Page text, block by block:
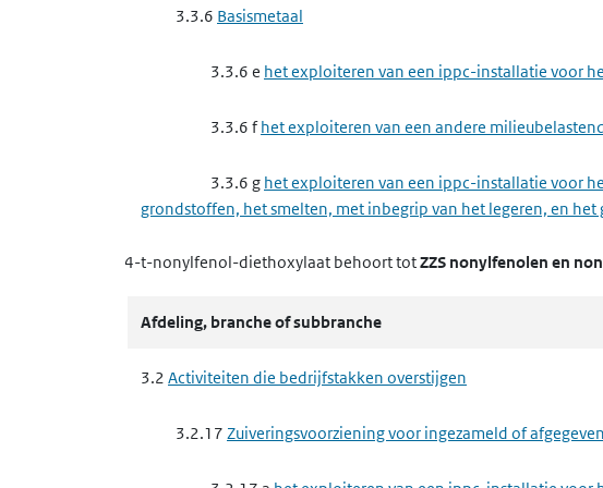
3.4.4 f het maken van producten van metaal
3.4.5 Minerale producten industrie
3.4.5 ehet winnen van steen, mergel, zand, grind of
3.4.6Chemische producten industrie
3.4.6 a het maken van elastomeren, verf, lak, drukinkt,
3.3.6 Basismetaal
3.3.6 e het exploiteren van een ippc-installatie voor
3.3.6 f het exploiteren van een andere
3.3.6 g het exploiteren van een ippc-installatie voor
grondstoffen, het smelten, met inbegrip van het legeren, en
3.3.7 Complexe minerale industrie
3.3.7 ahet exploiteren van een ippc-installatie voor
3.3.7 bhet exploiteren van een andere
4-t-nonylfenol-diethoxylaat behoort totZZS nonylfenolen en
Afdeling, branche of subbranche
3.2 Activiteiten die bedrijfstakken overstijgen
3.2.17 Zuiveringsvoorziening voor ingezameld of